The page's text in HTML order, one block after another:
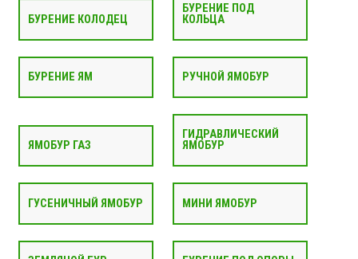
БУРЕНИЕ КОЛОДЕЦ
БУРЕНИЕ ПОД
КОЛЬЦА
БУРЕНИЕ ЯМ РУЧНОЙ ЯМОБУР
ЯМОБУР ГАЗ
ГИДРАВЛИЧЕСКИЙ
ЯМОБУР
ГУСЕНИЧНЫЙ ЯМОБУР МИНИ ЯМОБУР